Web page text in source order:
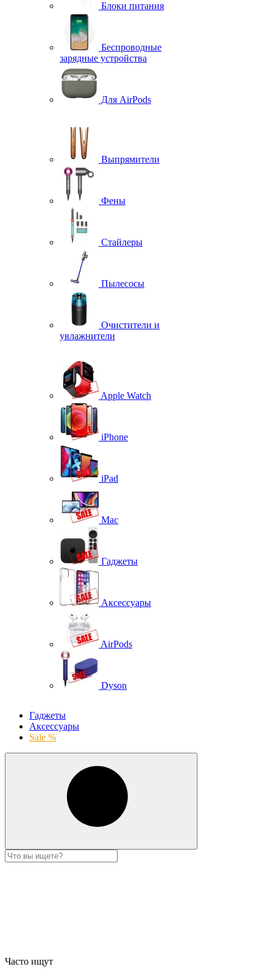
Блоки питания
Беспроводные
зарядные устройства
Для AirPods
Выпрямители
Фены
Стайлеры
Пылесосы
Очистители и
увлажнители
Apple Watch
iPhone
iPad
Mac
Гаджеты
Аксессуары
AirPods
Dyson
Гаджеты
Аксессуары
Sale %
Часто ищут